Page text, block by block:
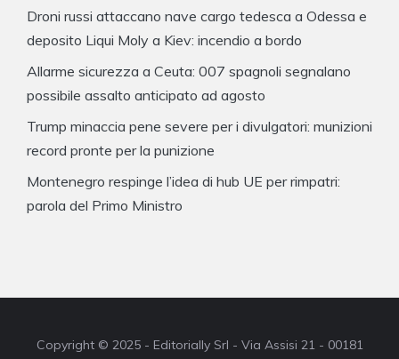
Droni russi attaccano nave cargo tedesca a Odessa e
deposito Liqui Moly a Kiev: incendio a bordo
Allarme sicurezza a Ceuta: 007 spagnoli segnalano
possibile assalto anticipato ad agosto
Trump minaccia pene severe per i divulgatori: munizioni
record pronte per la punizione
Montenegro respinge l’idea di hub UE per rimpatri:
parola del Primo Ministro
Copyright © 2025 - Editorially Srl - Via Assisi 21 - 00181